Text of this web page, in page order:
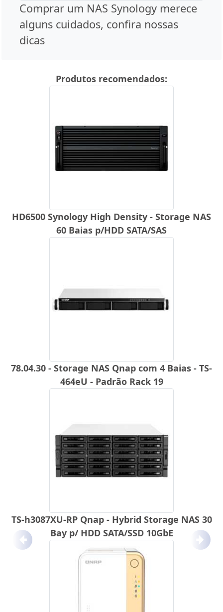
Comprar um NAS Synology merece
alguns cuidados, confira nossas
dicas
Produtos recomendados:
HD6500 Synology High Density - Storage NAS
60 Baias p/HDD SATA/SAS
78.04.30 - Storage NAS Qnap com 4 Baias - TS-
464eU - Padrão Rack 19
TS-h3087XU-RP Qnap - Hybrid Storage NAS 30
Bay p/ HDD SATA/SSD 10GbE
Anterior